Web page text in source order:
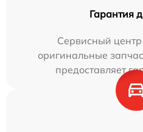
Гарантия
Сервисный
оригинальные
предоставляет